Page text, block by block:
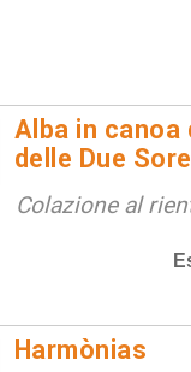
Alba in canoa
delle Due
Colazione al
Harmònias